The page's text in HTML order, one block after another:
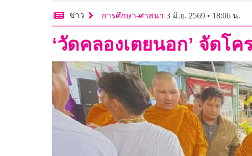
ข่าว การศึกษา-ศาสนา 3 มิ.ย. 2569 • 18:06 น.
‘วัดคลองเตยนอก’ จัดโ